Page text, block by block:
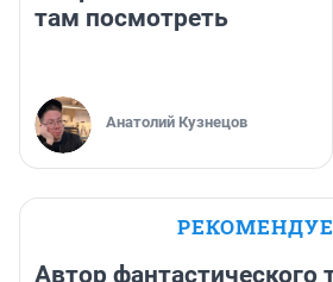
там посмотреть
Анатолий Кузнецов
Автор фантастического